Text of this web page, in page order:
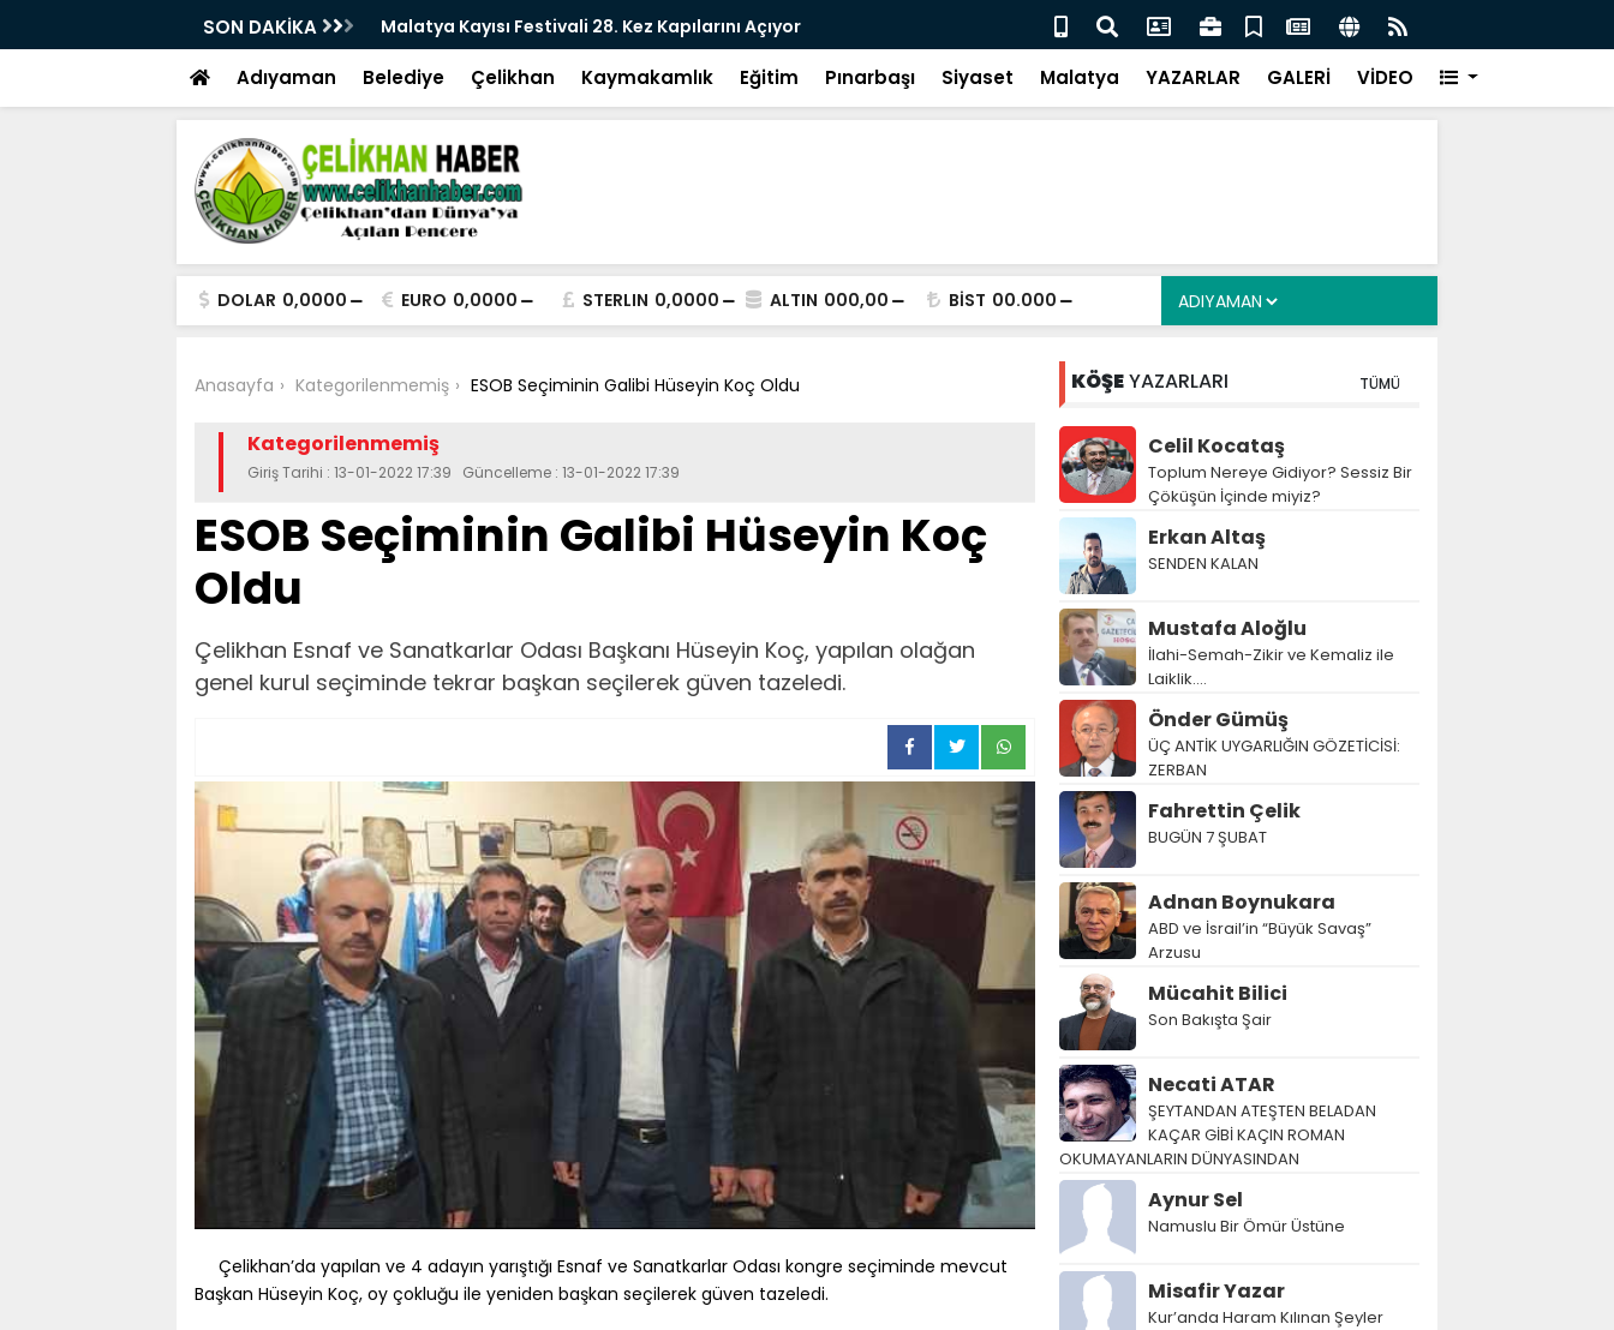
SON DAKİKA
Kez Kapılarını Açıyor Vesayetten Siyasete: DEM Parti’nin Tarihi Sınavı Milletvekili Alkayış, Cibuti’de diplomatik temaslarda bulundu
Adıyaman Belediye Çelikhan Kaymakamlık Eğitim Pınarbaşı Siyaset Malatya YAZARLAR GALERİ VİDEO
DOLAR 0,0000 EURO 0,0000 STERLIN 0,0000 ALTIN 000,00 BİST 00.000
Anasayfa Kategorilenmemiş ESOB Seçiminin Galibi Hüseyin Koç Oldu
Kategorilenmemiş
Giriş Tarihi : 13-01-2022 17:39 Güncelleme : 13-01-2022 17:39
ESOB Seçiminin Galibi Hüseyin Koç
Oldu
Çelikhan Esnaf ve Sanatkarlar Odası Başkanı Hüseyin Koç, yapılan olağan
genel kurul seçiminde tekrar başkan seçilerek güven tazeledi.
Çelikhan’da yapılan ve 4 adayın yarıştığı Esnaf ve Sanatkarlar Odası kongre seçiminde mevcut
Başkan Hüseyin Koç, oy çokluğu ile yeniden başkan seçilerek güven tazeledi.
KÖŞEYAZARLARI TÜMÜ
Celil Kocataş
Toplum Nereye Gidiyor? Sessiz Bir
Çöküşün İçinde miyiz?
Erkan Altaş
SENDEN KALAN
Mustafa Aloğlu
İlahi-Semah-Zikir ve Kemaliz ile
Laiklik….
Önder Gümüş
ÜÇ ANTİK UYGARLIĞIN GÖZETİCİSİ:
ZERBAN
Fahrettin Çelik
BUGÜN 7 ŞUBAT
Adnan Boynukara
ABD ve İsrail’in “Büyük Savaş”
Arzusu
Mücahit Bilici
Son Bakışta Şair
Necati ATAR
ŞEYTANDAN ATEŞTEN BELADAN
KAÇAR GİBİ KAÇIN ROMAN
OKUMAYANLARIN DÜNYASINDAN
Aynur Sel
Namuslu Bir Ömür Üstüne
Misafir Yazar
Kur’anda Haram Kılınan Şeyler